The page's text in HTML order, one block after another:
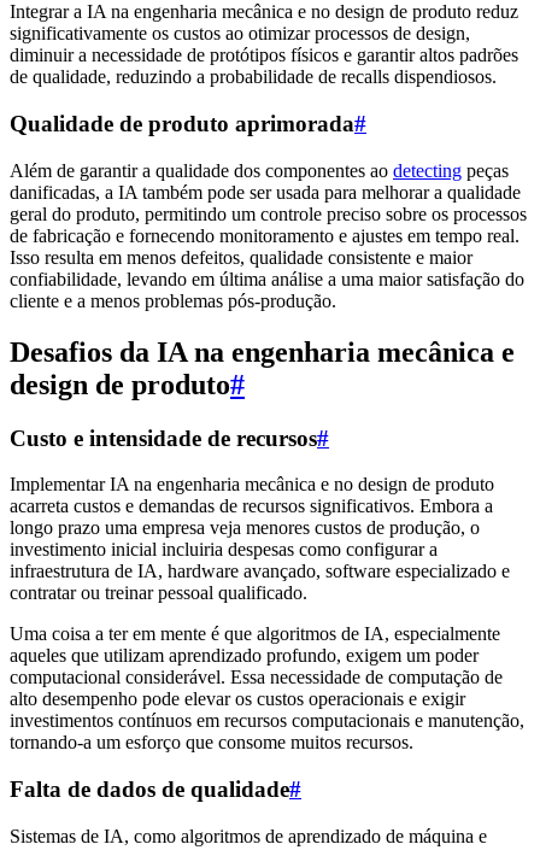
Integrar a IA na engenharia mecânica e no design de produto reduz
significativamente os custos ao otimizar processos de design,
diminuir a necessidade de protótipos físicos e garantir altos padrões
de qualidade, reduzindo a probabilidade de recalls dispendiosos.
Qualidade de produto aprimorada#
Além de garantir a qualidade dos componentes ao detecting peças
danificadas, a IA também pode ser usada para melhorar a qualidade
geral do produto, permitindo um controle preciso sobre os processos
de fabricação e fornecendo monitoramento e ajustes em tempo real.
Isso resulta em menos defeitos, qualidade consistente e maior
confiabilidade, levando em última análise a uma maior satisfação do
cliente e a menos problemas pós-produção.
Desafios da IA na engenharia mecânica e
design de produto#
Custo e intensidade de recursos#
Implementar IA na engenharia mecânica e no design de produto
acarreta custos e demandas de recursos significativos. Embora a
longo prazo uma empresa veja menores custos de produção, o
investimento inicial incluiria despesas como configurar a
infraestrutura de IA, hardware avançado, software especializado e
contratar ou treinar pessoal qualificado.
Uma coisa a ter em mente é que algoritmos de IA, especialmente
aqueles que utilizam aprendizado profundo, exigem um poder
computacional considerável. Essa necessidade de computação de
alto desempenho pode elevar os custos operacionais e exigir
investimentos contínuos em recursos computacionais e manutenção,
tornando-a um esforço que consome muitos recursos.
Falta de dados de qualidade#
Sistemas de IA, como algoritmos de aprendizado de máquina e